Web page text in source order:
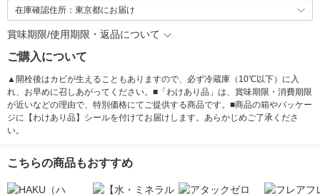
在庫確認住所：東京都にお届け
賞味期限/使用期限・返品について
ご購入について
▲開栓後はカビが生えることもありますので、必ず冷蔵庫（10℃以下）に入
れ、お早めに召しあがってください。■「わけあり品」は、賞味期限・消費期限
が近いなどの理由で、特別価格にてご提供する商品です。■商品の箱やパッケー
ジに【わけあり品】シールを付けてお届けします。あらかじめご了承くださ
い。
こちらの商品もおすすめ